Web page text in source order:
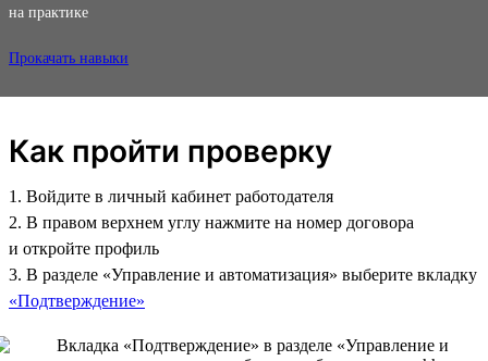
на практике
Прокачать навыки
Как пройти проверку
1. Войдите в личный кабинет работодателя
2. В правом верхнем углу нажмите на номер договора
и откройте профиль
3. В разделе «Управление и автоматизация» выберите вкладку
«Подтверждение»